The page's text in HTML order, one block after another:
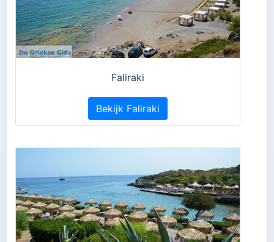
Faliraki
Bekijk Faliraki